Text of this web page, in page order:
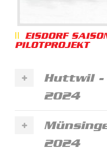
EISDORF
PILOTPROJEKT
Huttwil -
2024
2024